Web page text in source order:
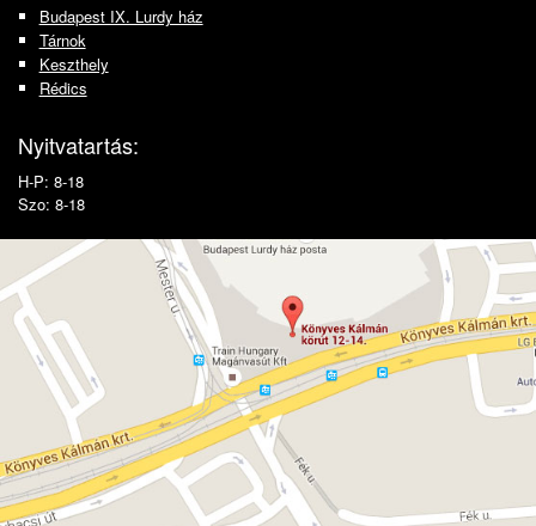
Budapest IX. Lurdy ház
Tárnok
Keszthely
Rédics
Nyitvatartás:
H-P: 8-18
Szo: 8-18